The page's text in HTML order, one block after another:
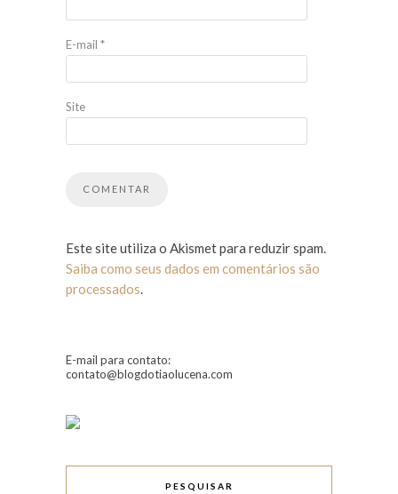
E-mail *
Site
Este site utiliza o Akismet para reduzir spam.
Saiba como seus dados em comentários são
processados.
E-mail para contato:
contato@blogdotiaolucena.com
PESQUISAR